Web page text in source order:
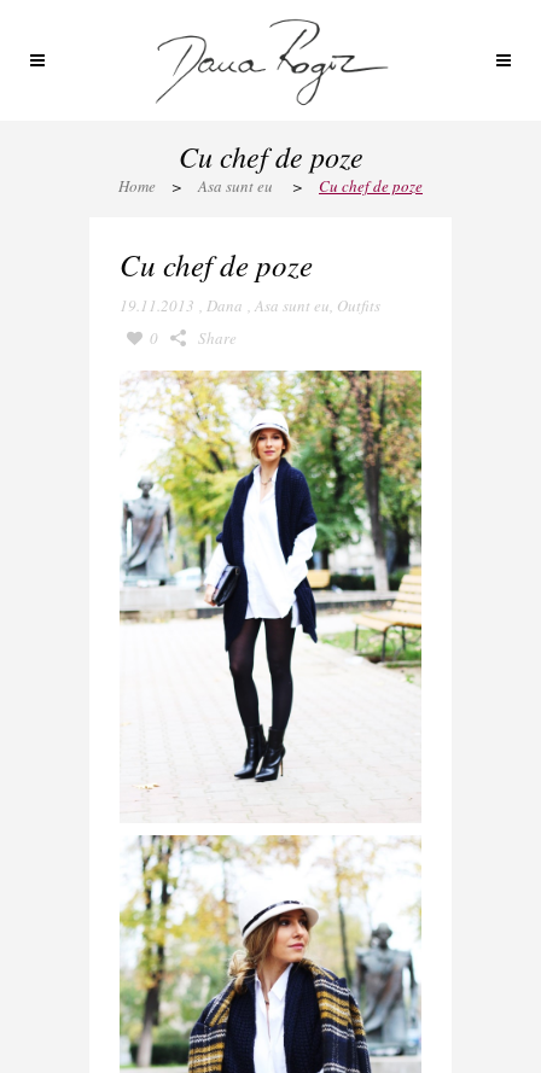
Cu chef de poze
Home > Asa sunt eu > Cu chef de poze
Cu chef de poze
19.11.2013 , Dana , Asa sunt eu, Outfits
0
Share